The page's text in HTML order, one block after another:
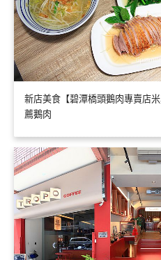
新店美食【碧潭橋頭鵝肉專賣店
薦鵝肉